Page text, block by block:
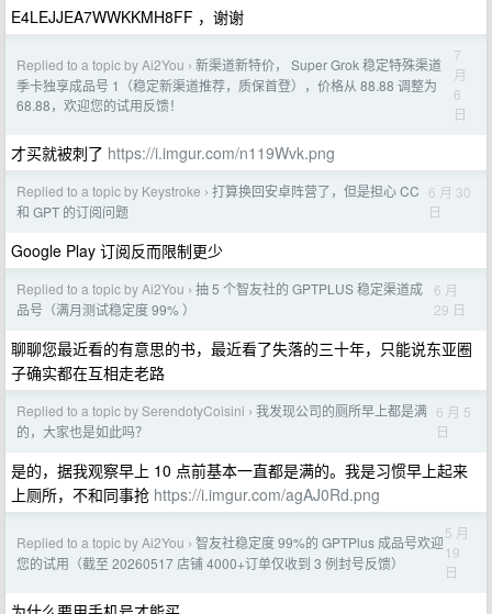
E4LEJJEA7WWKKMH8FF ，谢谢
Replied to a topic by Ai2You › 新渠道新特价， Super Grok 稳定特殊渠道
季卡独享成品号 1（稳定新渠道推荐，质保首登），价格从 88.88 调整为
68.88，欢迎您的试用反馈！
7
月
6
日
才买就被刺了 https://i.imgur.com/n119Wvk.png
Replied to a topic by Keystroke › 打算换回安卓阵营了，但是担心 CC
和 GPT 的订阅问题
6 月 30
日
Google Play 订阅反而限制更少
Replied to a topic by Ai2You › 抽 5 个智友社的 GPTPLUS 稳定渠道成
品号（满月测试稳定度 99% ）
6 月
29 日
聊聊您最近看的有意思的书，最近看了失落的三十年，只能说东亚圈
子确实都在互相走老路
Replied to a topic by SerendotyCoisini › 我发现公司的厕所早上都是满
的，大家也是如此吗？
6 月 5
日
是的，据我观察早上 10 点前基本一直都是满的。我是习惯早上起来
上厕所，不和同事抢 https://i.imgur.com/agAJ0Rd.png
Replied to a topic by Ai2You › 智友社稳定度 99%的 GPTPlus 成品号欢迎
您的试用（截至 20260517 店铺 4000+订单仅收到 3 例封号反馈）
5 月
19
日